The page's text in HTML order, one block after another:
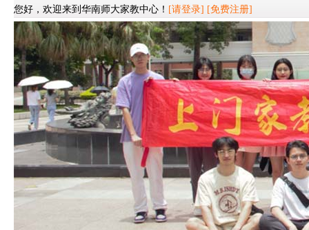
您好，欢迎来到华南师大家教中心！ [请登录] [免费注册]